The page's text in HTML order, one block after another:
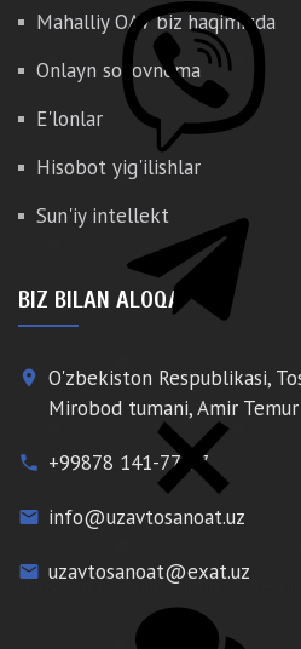
Mahalliy OAV biz haqimizda
Onlayn so'rovnoma
E'lonlar
Hisobot yig'ilishlar
Sun'iy intellekt
BIZ BILAN ALOQA
place O'zbekiston Respublikasi,
Mirobod tumani, Amir
phone +99878 141-77-77
email info@uzavtosanoat.uz
email uzavtosanoat@exat.uz